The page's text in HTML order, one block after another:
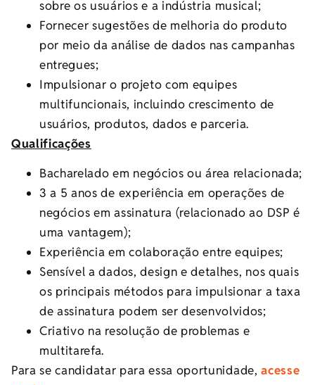
sobre os usuários e a indústria musical;
Fornecer sugestões de melhoria do produto
por meio da análise de dados nas campanhas
entregues;
Impulsionar o projeto com equipes
multifuncionais, incluindo crescimento de
usuários, produtos, dados e parceria.
Qualificações
Bacharelado em negócios ou área relacionada;
3 a 5 anos de experiência em operações de
negócios em assinatura (relacionado ao DSP é
uma vantagem);
Experiência em colaboração entre equipes;
Sensível a dados, design e detalhes, nos quais
os principais métodos para impulsionar a taxa
de assinatura podem ser desenvolvidos;
Criativo na resolução de problemas e
multitarefa.
Para se candidatar para essa oportunidade,acesse